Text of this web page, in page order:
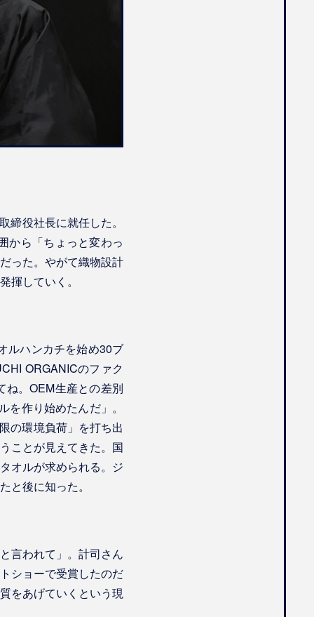
役社長に就任した。
から「ちょっと変わっ
った。やがて織物設計
揮していく。
ルハンカチを始め30ブ
ORGANICのファク
ね。OEM生産との差別
作り始めたんだ」。
の環境負荷」を打ち出
ことが見えてきた。国
オルが求められる。ジ
と後に知った。
言われて」。計司さん
ショーで受賞したのだ
をあげていくという現